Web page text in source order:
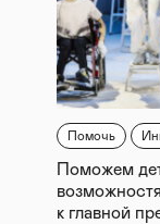
Помочь
Поможем
к главной